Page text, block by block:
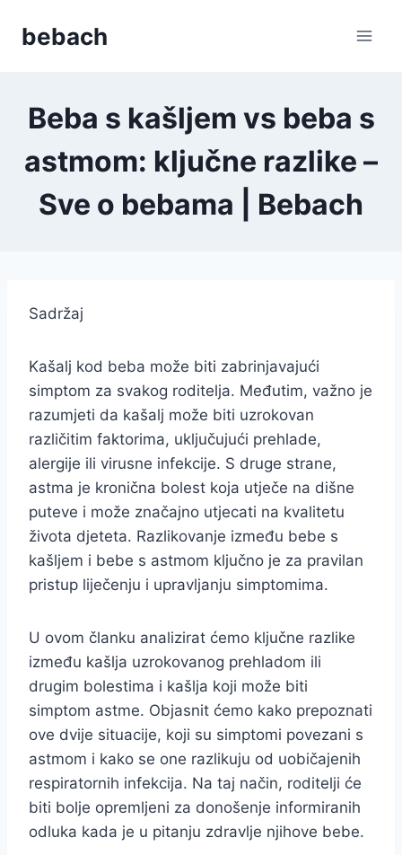
bebach
Beba s kašljem vs beba s
astmom: ključne razlike –
Sve o bebama | Bebach
Sadržaj
Kašalj kod beba može biti zabrinjavajući
simptom za svakog roditelja. Međutim, važno je
razumjeti da kašalj može biti uzrokovan
različitim faktorima, uključujući prehlade,
alergije ili virusne infekcije. S druge strane,
astma je kronična bolest koja utječe na dišne
puteve i može značajno utjecati na kvalitetu
života djeteta. Razlikovanje između bebe s
kašljem i bebe s astmom ključno je za pravilan
pristup liječenju i upravljanju simptomima.
U ovom članku analizirat ćemo ključne razlike
između kašlja uzrokovanog prehladom ili
drugim bolestima i kašlja koji može biti
simptom astme. Objasnit ćemo kako prepoznati
ove dvije situacije, koji su simptomi povezani s
astmom i kako se one razlikuju od uobičajenih
respiratornih infekcija. Na taj način, roditelji će
biti bolje opremljeni za donošenje informiranih
odluka kada je u pitanju zdravlje njihove bebe.